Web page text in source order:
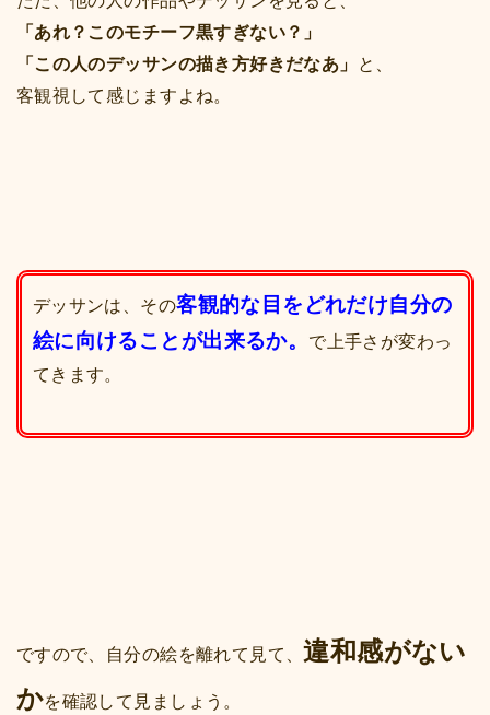
「あれ？このモチーフ黒すぎない？」
「この人のデッサンの描き方好きだなあ」
と、
客観視して感じますよね。
デッサンは、その客観的な目をどれだけ自分の
絵に向けることが出来るか。
で上手さが変わっ
てきます。
ですので、自分の絵を離れて見て、違和感がない
かを確認して見ましょう。